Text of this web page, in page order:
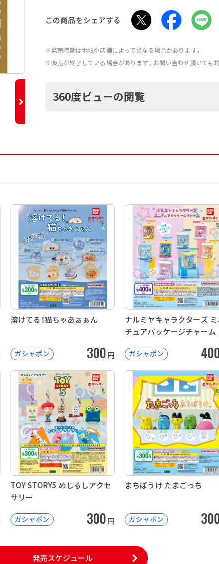
この商品をシェアする
※発売時期は地域や店舗によって異なる場合があります。
※販売が終了している場合があります。お問い合わせ頂いても
360度ビューの閲覧
溶けてる！猫ちゃあぁぁん
ガシャポン 300円
ナルミヤキャラクターズ ミ
チュアパッケージチャーム
ガシャポン
TOY STORY5 めじるしアクセ
サリー
ガシャポン 300円
まちぼうけ たまごっち
ガシャポン
発売スケジュール